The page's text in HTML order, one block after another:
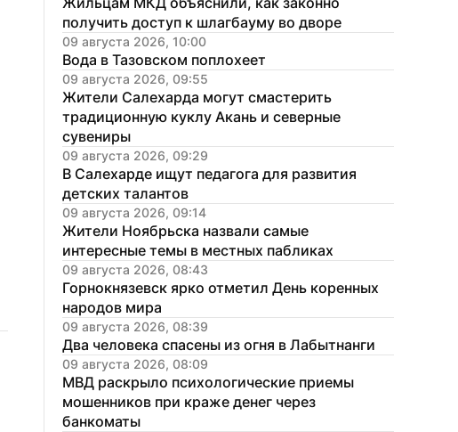
получить доступ к шлагбауму во дворе
09 августа 2026, 10:00
Вода в Тазовском поплохеет
09 августа 2026, 09:55
Жители Салехарда могут смастерить
традиционную куклу Акань и северные
сувениры
09 августа 2026, 09:29
В Салехарде ищут педагога для развития
детских талантов
09 августа 2026, 09:14
Жители Ноябрьска назвали самые
интересные темы в местных пабликах
09 августа 2026, 08:43
Горнокнязевск ярко отметил День коренных
народов мира
09 августа 2026, 08:39
Два человека спасены из огня в Лабытнанги
09 августа 2026, 08:09
МВД раскрыло психологические приемы
мошенников при краже денег через
банкоматы